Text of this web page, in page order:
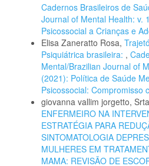
Cadernos Brasileiros de
Journal of Mental Health: v.
Psicossocial a Crianças e
Elisa Zaneratto Rosa,
Psiquiátrica brasileira: ,
Mental/Brazilian Journal of
(2021): Política de Saúde
Psicossocial: Compromisso
giovanna vallim jorgetto,
ENFERMEIRO NA
ESTRATÉGIA PARA
SINTOMATOLOGIA
MULHERES EM
MAMA: REVISÃO DE